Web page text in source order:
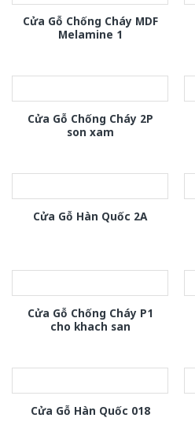
Cửa Gỗ Chống Cháy MDF
Melamine 1
Cửa Gỗ Chống Cháy 2P
son xam
Cửa Gỗ Hàn Quốc 2A
Cửa Gỗ Chống Cháy P1
cho khach san
Cửa Gỗ Hàn Quốc 018